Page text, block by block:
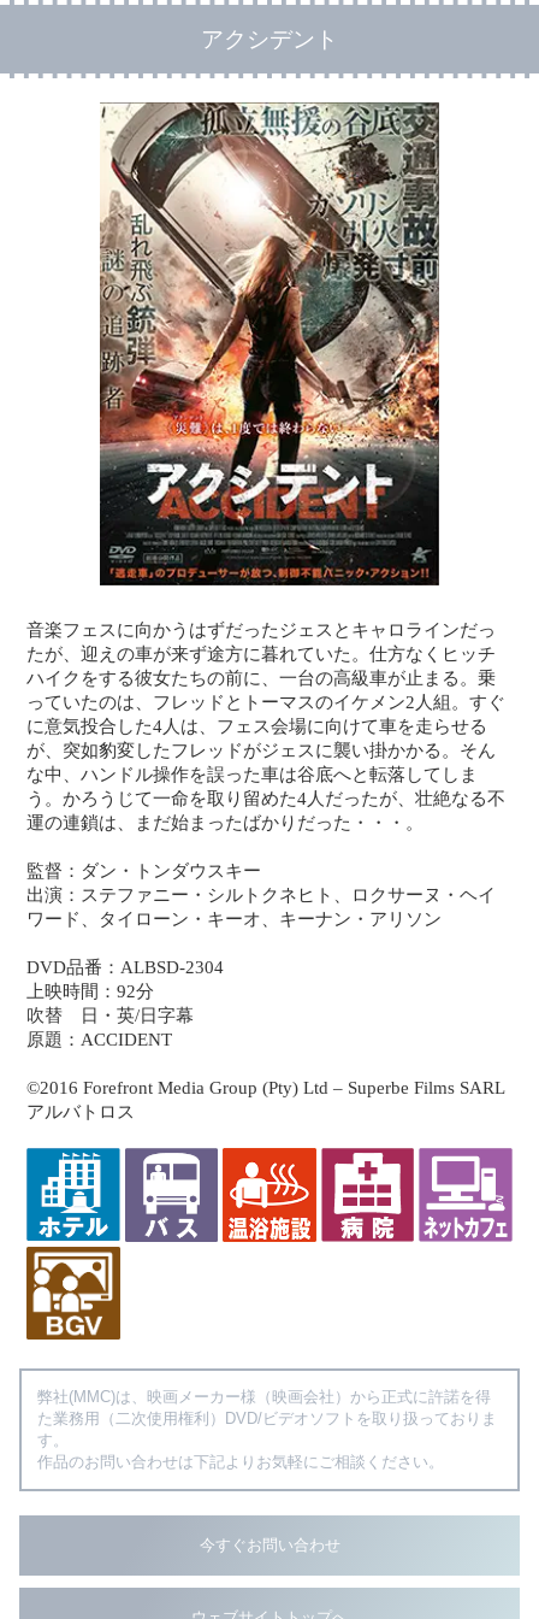
アクシデント
音楽フェスに向かうはずだったジェスとキャロラインだっ
たが、迎えの車が来ず途方に暮れていた。仕方なくヒッチ
ハイクをする彼女たちの前に、一台の高級車が止まる。乗
っていたのは、フレッドとトーマスのイケメン2人組。すぐ
に意気投合した4人は、フェス会場に向けて車を走らせる
が、突如豹変したフレッドがジェスに襲い掛かかる。そん
な中、ハンドル操作を誤った車は谷底へと転落してしま
う。かろうじて一命を取り留めた4人だったが、壮絶なる不
運の連鎖は、まだ始まったばかりだった・・・。
監督：ダン・トンダウスキー
出演：ステファニー・シルトクネヒト、ロクサーヌ・ヘイ
ワード、タイローン・キーオ、キーナン・アリソン
DVD品番：ALBSD-2304
上映時間：92分
吹替 日・英/日字幕
原題：ACCIDENT
©2016 Forefront Media Group (Pty) Ltd – Superbe Films SARL
アルバトロス
弊社(MMC)は、映画メーカー様（映画会社）から正式に許諾を得
た業務用（二次使用権利）DVD/ビデオソフトを取り扱っておりま
す。
作品のお問い合わせは下記よりお気軽にご相談ください。
今すぐお問い合わせ